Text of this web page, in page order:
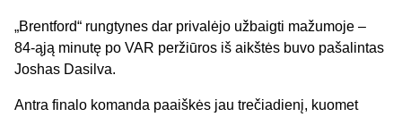
„Brentford“ rungtynes dar privalėjo užbaigti mažumoje –
84-ąją minutę po VAR peržiūros iš aikštės buvo pašalintas
Joshas Dasilva.
Antra finalo komanda paaiškės jau trečiadienį, kuomet